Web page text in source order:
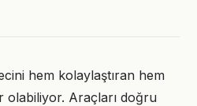
hem kolaylaştıran hem
olabiliyor. Araçları doğru